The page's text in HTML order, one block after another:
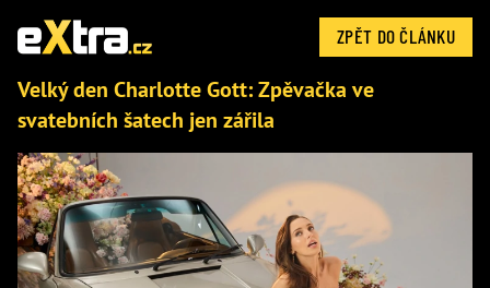
ZPĚT DO ČLÁNKU
Velký den Charlotte Gott: Zpěvačka ve
svatebních šatech jen zářila